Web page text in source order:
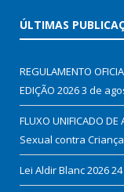
ÚLTIMAS
REGULAMENTO
EDIÇÃO 20263 de
FLUXO UNIFICADO
Sexual contra
Lei Aldir Blanc 2026